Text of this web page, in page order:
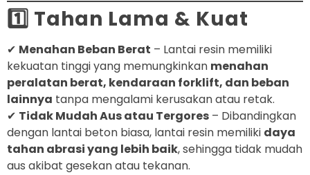
1️⃣ Tahan Lama & Kuat
✔ Menahan Beban Berat – Lantai resin memiliki
kekuatan tinggi yang memungkinkan menahan
peralatan berat, kendaraan forklift, dan beban
lainnya tanpa mengalami kerusakan atau retak.
✔ Tidak Mudah Aus atau Tergores – Dibandingkan
dengan lantai beton biasa, lantai resin memiliki daya
tahan abrasi yang lebih baik, sehingga tidak mudah
aus akibat gesekan atau tekanan.